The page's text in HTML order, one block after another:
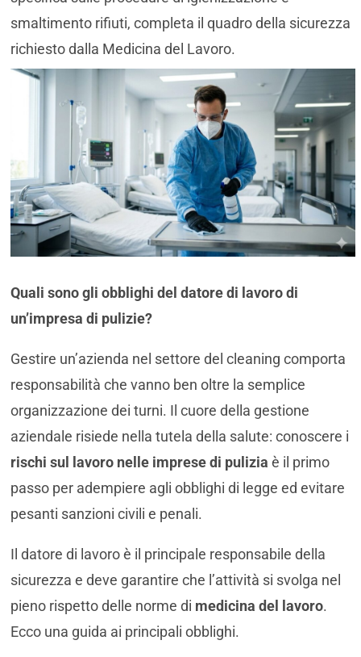
smaltimento rifiuti, completa il quadro della sicurezza
richiesto dalla Medicina del Lavoro.
Quali sono gli obblighi del datore di lavoro di
un’impresa di pulizie?
Gestire un’azienda nel settore del cleaning comporta
responsabilità che vanno ben oltre la semplice
organizzazione dei turni. Il cuore della gestione
aziendale risiede nella tutela della salute: conoscere i
rischi sul lavoro nelle imprese di pulizia è il primo
passo per adempiere agli obblighi di legge ed evitare
pesanti sanzioni civili e penali.
Il datore di lavoro è il principale responsabile della
sicurezza e deve garantire che l’attività si svolga nel
pieno rispetto delle norme di medicina del lavoro.
Ecco una guida ai principali obblighi.